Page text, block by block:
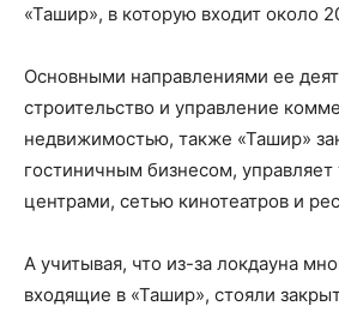
«Ташир», в которую входит около
Основными направлениями ее
строительство и управление
недвижимостью, также «Ташир»
гостиничным бизнесом,
центрами, сетью кинотеатров и
А учитывая, что из-за локдауна
входящие в «Ташир», стояли